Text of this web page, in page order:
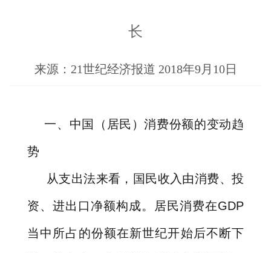
长
来源：21世纪经济报道 2018年9月10日
一、中国（居民）消费份额的变动趋
势
从支出法来看，国民收入由消费、投
资、进出口净额构成。居民消费在GDP
当中所占的份额在新世纪开始后不断下